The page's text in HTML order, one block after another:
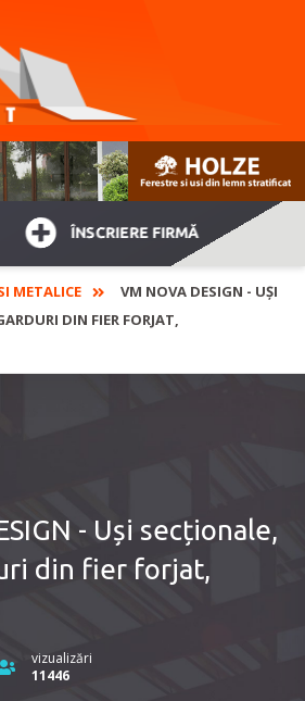
ÎNSCRIERE FIRMĂ
METALICE
VM NOVA DESIGN - UȘI
DIN FIER FORJAT,
- Uși secționale,
din fier forjat,
vizualizări
11446